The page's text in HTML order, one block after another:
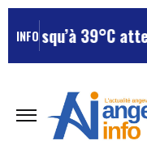
INFO 39°C